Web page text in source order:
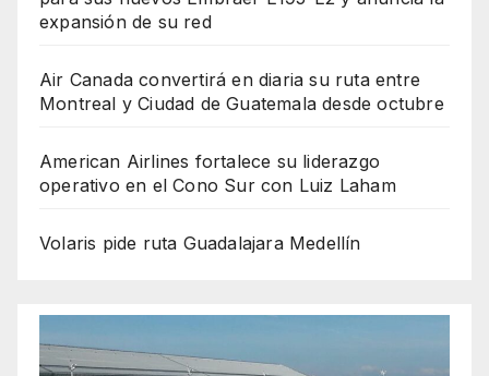
expansión de su red
Air Canada convertirá en diaria su ruta entre
Montreal y Ciudad de Guatemala desde octubre
American Airlines fortalece su liderazgo
operativo en el Cono Sur con Luiz Laham
Volaris pide ruta Guadalajara Medellín